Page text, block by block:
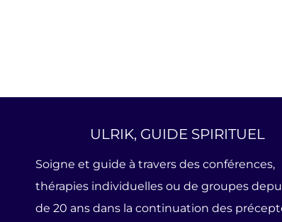
ULRIK, GUIDE SPIRITUEL
Soigne et guide à travers des conférences,
thérapies individuelles ou de groupes
de 20 ans dans la continuation des